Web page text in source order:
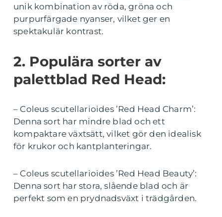
unik kombination av röda, gröna och
purpurfärgade nyanser, vilket ger en
spektakulär kontrast.
2. Populära sorter av
palettblad Red Head:
– Coleus scutellarioides ’Red Head Charm’:
Denna sort har mindre blad och ett
kompaktare växtsätt, vilket gör den idealisk
för krukor och kantplanteringar.
– Coleus scutellarioides ’Red Head Beauty’:
Denna sort har stora, slående blad och är
perfekt som en prydnadsväxt i trädgården.